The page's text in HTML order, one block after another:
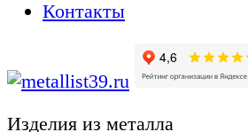
Контакты
Изделия из металла